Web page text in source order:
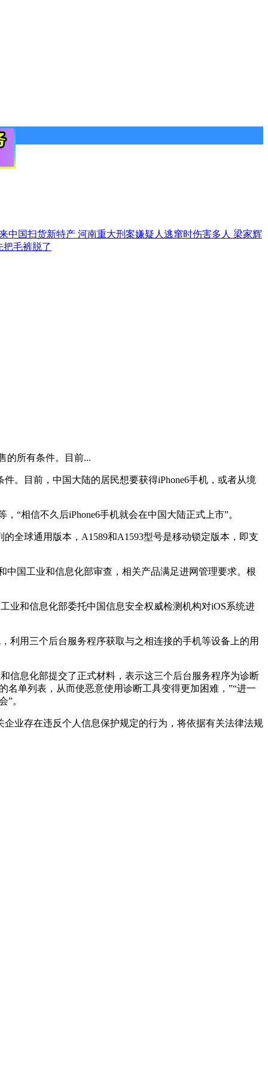
中国扫货新特产 河南重大刑案嫌疑人逃窜时伤害多人 梁家辉
把毛裤脱了
的所有条件。目前...
。目前，中国大陆的居民想要获得iPhone6手机，或者从境
“相信不久后iPhone6手机就会在中国大陆正式上市”。
全球通用版本，A1589和A1593型号是移动锁定版本，即支
中国工业和信息化部审查，相关产品满足进网管理要求。根
业和信息化部委托中国信息安全权威检测机构对iOS系统进
利用三个后台服务程序获取与之相连接的手机等设备上的用
信息化部提交了正式材料，表示这三个后台服务程序为诊断
名单列表，从而使恶意使用诊断工具变得更加困难，”“进一
”。
业存在违反个人信息保护规定的行为，将依据有关法律法规